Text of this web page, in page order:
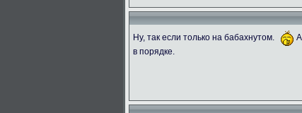
Ну, так если только на бабахнутом.
в порядке.